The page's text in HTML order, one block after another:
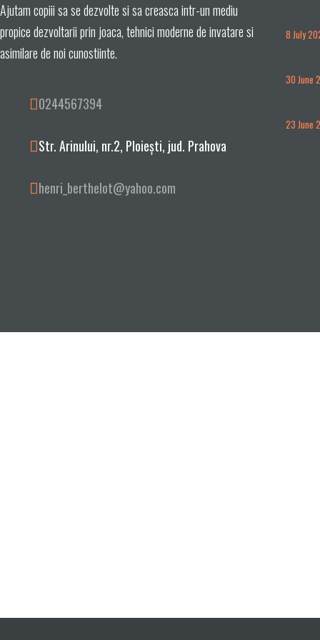
Ajutam copiii sa se dezvolte si sa creasca intr-un mediu
propice dezvoltarii prin joaca, tehnici moderne de invatare si
asimilare de noi cunostiinte.
0244567394
Str. Arinului, nr.2, Ploieşti, jud. Prahova
henri_berthelot@yahoo.com
8 July
30 June
23 June